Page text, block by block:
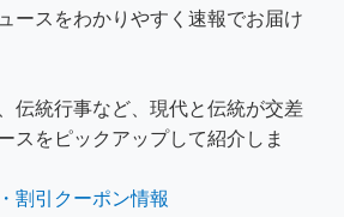
ースをわかりやすく速報でお届け
伝統行事など、現代と伝統が交差
スをピックアップして紹介しま
割引クーポン情報